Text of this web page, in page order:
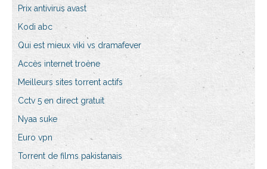
Prix antivirus avast
Kodi abc
Qui est mieux viki vs dramafever
Accès internet troène
Meilleurs sites torrent actifs
Cctv 5 en direct gratuit
Nyaa suke
Euro vpn
Torrent de films pakistanais